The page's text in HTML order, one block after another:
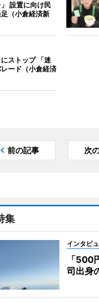
設置に向け民
（小倉経済新
ストップ 「迷
ード（小倉経済
前の記事 次
集
インタビ
「500
司出身